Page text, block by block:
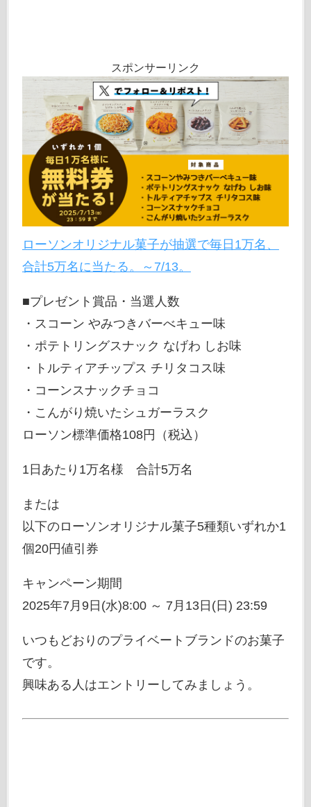
スポンサーリンク
ローソンオリジナル菓子が抽選で毎日1万名、
合計5万名に当たる。～7/13。
■プレゼント賞品・当選人数
・スコーン やみつきバーべキュー味
・ポテトリングスナック なげわ しお味
・トルティアチップス チリタコス味
・コーンスナックチョコ
・こんがり焼いたシュガーラスク
ローソン標準価格108円（税込）
1日あたり1万名様 合計5万名
または
以下のローソンオリジナル菓子5種類いずれか1
個20円値引券
キャンペーン期間
2025年7月9日(水)8:00 ～ 7月13日(日) 23:59
いつもどおりのプライベートブランドのお菓子
です。
興味ある人はエントリーしてみましょう。